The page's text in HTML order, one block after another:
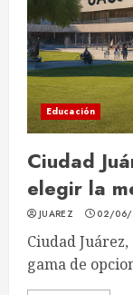
Educación
Ciudad
elegir la
JUAREZ 02/06/
Ciudad
gama de